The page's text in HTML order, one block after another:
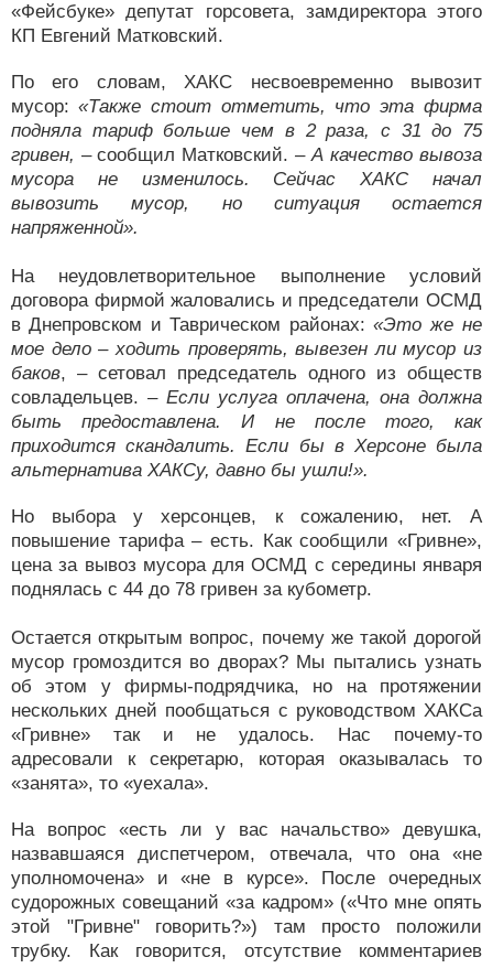
«Фейсбуке» депутат горсовета, замдиректора этого
КП Евгений Матковский.
По его словам, ХАКС несвоевременно вывозит
мусор: «Также стоит отметить, что эта фирма
подняла тариф больше чем в 2 раза, с 31 до 75
гривен, – сообщил Матковский. – А качество вывоза
мусора не изменилось. Сейчас ХАКС начал
вывозить мусор, но ситуация остается
напряженной».
На неудовлетворительное выполнение условий
договора фирмой жаловались и председатели ОСМД
в Днепровском и Таврическом районах: «Это же не
мое дело – ходить проверять, вывезен ли мусор из
баков, – сетовал председатель одного из обществ
совладельцев. – Если услуга оплачена, она должна
быть предоставлена. И не после того, как
приходится скандалить. Если бы в Херсоне была
альтернатива ХАКСу, давно бы ушли!».
Но выбора у херсонцев, к сожалению, нет. А
повышение тарифа – есть. Как сообщили «Гривне»,
цена за вывоз мусора для ОСМД с середины января
поднялась с 44 до 78 гривен за кубометр.
Остается открытым вопрос, почему же такой дорогой
мусор громоздится во дворах? Мы пытались узнать
об этом у фирмы-подрядчика, но на протяжении
нескольких дней пообщаться с руководством ХАКСа
«Гривне» так и не удалось. Нас почему-то
адресовали к секретарю, которая оказывалась то
«занята», то «уехала».
На вопрос «есть ли у вас начальство» девушка,
назвавшаяся диспетчером, отвечала, что она «не
уполномочена» и «не в курсе». После очередных
судорожных совещаний «за кадром» («Что мне опять
этой "Гривне" говорить?») там просто положили
трубку. Как говорится, отсутствие комментариев